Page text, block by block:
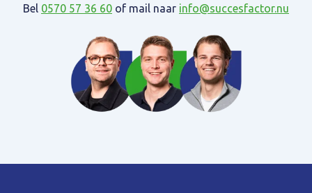
Bel 0570 57 36 60 of mail naar info@succesfactor.nu